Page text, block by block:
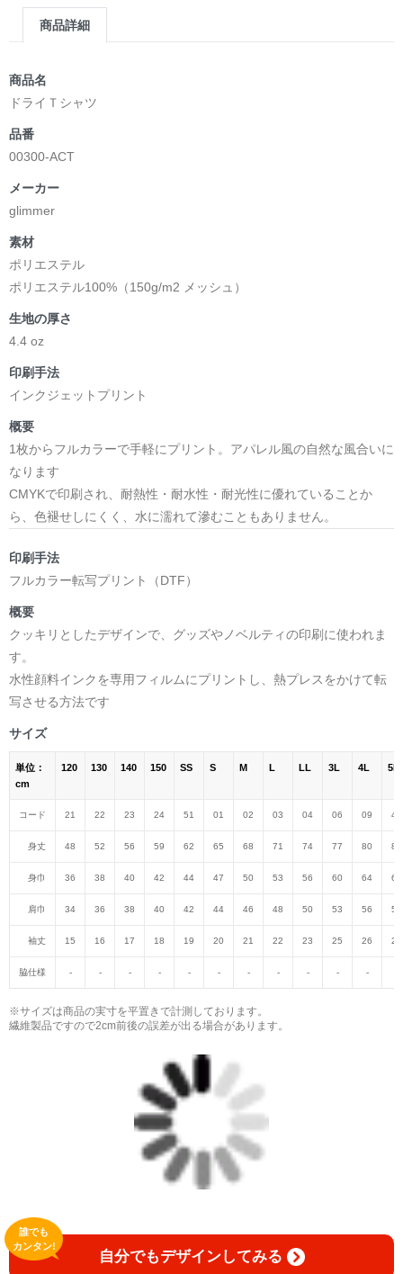
商品詳細
商品名
ドライＴシャツ
品番
00300-ACT
メーカー
glimmer
素材
ポリエステル
ポリエステル100%（150g/m2 メッシュ）
生地の厚さ
4.4 oz
印刷手法
インクジェットプリント
概要
1枚からフルカラーで手軽にプリント。アパレル風の自然な風合いに
なります
CMYKで印刷され、耐熱性・耐水性・耐光性に優れていることか
ら、色褪せしにくく、水に濡れて滲むこともありません。
印刷手法
フルカラー転写プリント（DTF）
概要
クッキリとしたデザインで、グッズやノベルティの印刷に使われま
す。
水性顔料インクを専用フィルムにプリントし、熱プレスをかけて転
写させる方法です
サイズ
単位：
cm
120 130 140 150 SS S M L LL 3L 4L 5L
コード 21 22 23 24 51 01 02 03 04 06 09 47
身丈 48 52 56 59 62 65 68 71 74 77 80 82
身巾 36 38 40 42 44 47 50 53 56 60 64 68
肩巾 34 36 38 40 42 44 46 48 50 53 56 59
袖丈 15 16 17 18 19 20 21 22 23 25 26 27
脇仕様 - - - - - - - - - - -
※サイズは商品の実寸を平置きで計測しております。
繊維製品ですので2cm前後の誤差が出る場合があります。
自分でもデザインしてみる
誰でも
カンタン!